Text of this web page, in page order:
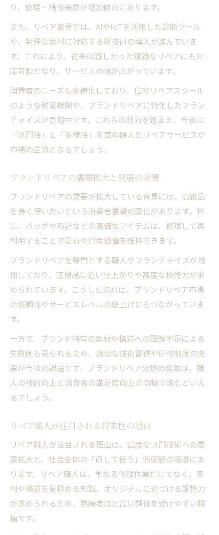
リペア職人 きついと感じる場面と対処法
リペア分野で活躍するための進路選択
技術革新によるリペア分野の発展と成長
リペア発展とデジタル技術導入の最前線
リペア業界動向が示す技術革新の潮流
ブランドリペアにおける新技術の応用
リペア職人が直面する変革の現場
住宅リペアスクールで学ぶ最新テクノロジ
ー
り、修理・補修需要が増加傾向にあります。
また、リペア業界では、AIやIoTを活用した診断ツール
や、特殊な素材に対応する新技術の導入が進んでいま
す。これにより、従来は難しかった複雑なリペアにも対
応可能となり、サービスの幅が広がっています。
消費者のニーズも多様化しており、住宅リペアスクール
のような教育機関や、ブランドリペアに特化したフラン
チャイズが急増中です。これらの動向を踏まえ、今後は
「専門性」と「多様性」を兼ね備えたリペアサービスが
市場の主流となるでしょう。
ブランドリペアの需要拡大と発展の背景
ブランドリペアの需要が拡大している背景には、高級品
を長く使いたいという消費者意識の変化があります。特
に、バッグや時計などの高価なアイテムは、修理して再
利用することで愛着や資産価値を維持できます。
ブランドリペアを専門とする職人やフランチャイズが増
加しており、正規品に近い仕上がりや高度な技術力が求
められています。こうした流れは、ブランドリペア市場
の信頼性やサービスレベルの底上げにもつながっていま
す。
一方で、ブランド特有の素材や構造への理解不足による
失敗例も見られるため、適切な技術習得や研修制度の充
実が今後の課題です。ブランドリペア分野の発展は、職
人の技術向上と消費者の満足度向上の両輪で進むといえ
るでしょう。
リペア職人が注目される将来性の理由
リペア職人が注目される理由は、高度な専門技術への需
要拡大と、社会全体の「直して使う」価値観の浸透にあ
ります。リペア職人は、単なる修理作業だけでなく、素
材や構造を見極める知識、オリジナルに近づける調整力
が求められるため、熟練者ほど高い評価を受けやすい職
種です。